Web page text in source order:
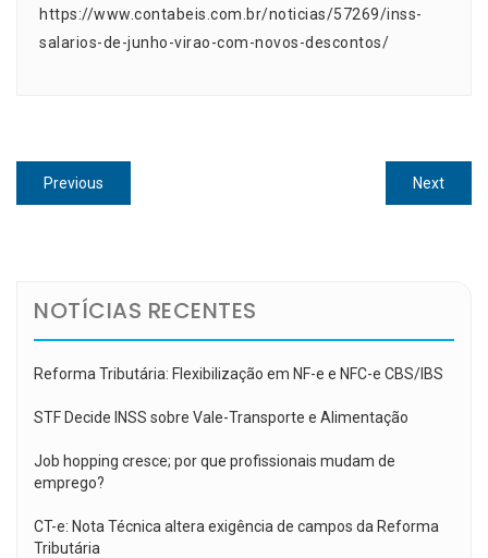
https://www.contabeis.com.br/noticias/57269/inss-
salarios-de-junho-virao-com-novos-descontos/
Navegação
de
Previous
post:
NextNext
post:
NOTÍCIAS RECENTES
Reforma Tributária: Flexibilização em NF-e e NFC-e CBS/IBS
STF Decide INSS sobre Vale-Transporte e Alimentação
Job hopping cresce; por que profissionais mudam de
emprego?
CT-e: Nota Técnica altera exigência de campos da Reforma
Tributária